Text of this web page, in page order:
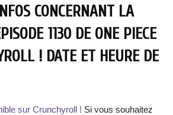
CONCERNANT LA
1130 DE ONE PIECE
! DATE ET HEURE DE
sur Crunchyroll ! Si vous souhaitez